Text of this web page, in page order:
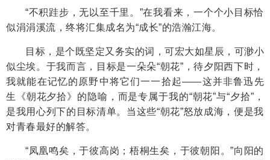
“不积跬步，无以至千里。”在我看来，一个个小目标恰
似涓涓溪流，终将汇集成名为“成长”的浩瀚江海。
目标，是个既坚定又务实的词，可宏大如星辰，可渺小
似尘埃。于我而言，目标是一朵朵“朝花”，待夕阳西下时，
我就能在记忆的原野中将它们一一拾起——这并非鲁迅先
生《朝花夕拾》的隐喻，而是专属于我的“朝花”与“夕拾”，
是我用心列下的目标清单。当这些“朝花”怒放成海，便是我
对青春最好的解答。
“凤凰鸣矣，于彼高岗；梧桐生矣，于彼朝阳。”向阳的